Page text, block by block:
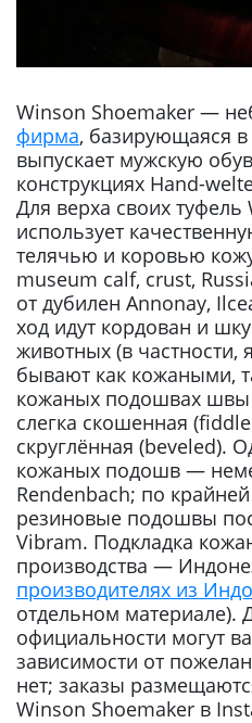
Winson Shoemaker —
фирма, базирующаяся
выпускает мужскую
конструкциях Hand-
Для верха своих
использует
телячью и коровью
museum calf, crust,
от дубилен Annonay,
ход идут кордован и
животных (в
бывают как кожаными,
кожаных подошвах швы
слегка скошенная
скруглённая (beveled).
кожаных подошв —
Rendenbach; по
резиновые подошвы
Vibram. Подкладка
производства —
производителях из
отдельном материале).
официальности могут
зависимости от
нет; заказы
Winson Shoemaker в